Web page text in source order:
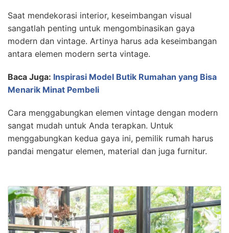
Saat mendekorasi interior, keseimbangan visual
sangatlah penting untuk mengombinasikan gaya
modern dan vintage. Artinya harus ada keseimbangan
antara elemen modern serta vintage.
Baca Juga: Inspirasi Model Butik Rumahan yang Bisa
Menarik Minat Pembeli
Cara menggabungkan elemen vintage dengan modern
sangat mudah untuk Anda terapkan. Untuk
menggabungkan kedua gaya ini, pemilik rumah harus
pandai mengatur elemen, material dan juga furnitur.